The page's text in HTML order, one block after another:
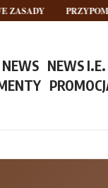
NEWS NEWS I.E.